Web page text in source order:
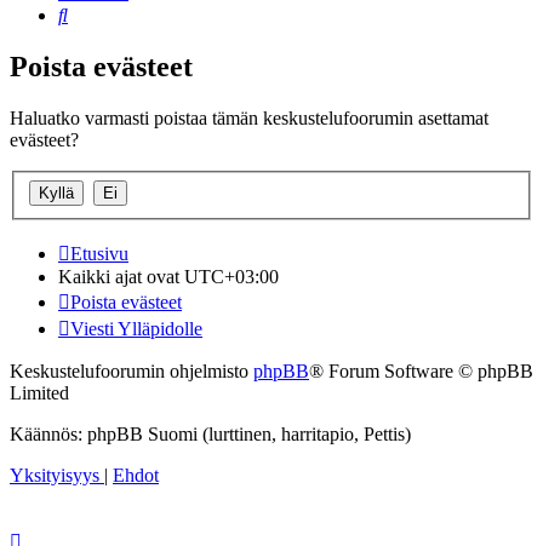
Etsi
Poista evästeet
Haluatko varmasti poistaa tämän keskustelufoorumin asettamat
evästeet?
Etusivu
Kaikki ajat ovat UTC+03:00
Poista evästeet
Viesti Ylläpidolle
Keskustelufoorumin ohjelmisto phpBB® Forum Software © phpBB
Limited
Käännös: phpBB Suomi (lurttinen, harritapio, Pettis)
Yksityisyys | Ehdot